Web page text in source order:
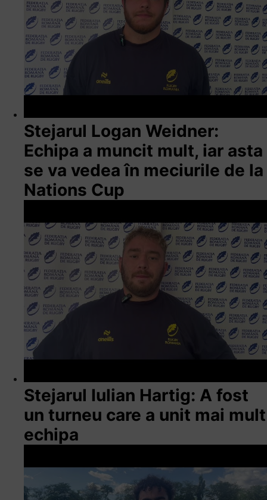
Stejarul Logan Weidner:
Echipa a muncit mult, iar asta
se va vedea în meciurile de la
Nations Cup
Stejarul Iulian Hartig: A fost
un turneu care a unit mai mult
echipa